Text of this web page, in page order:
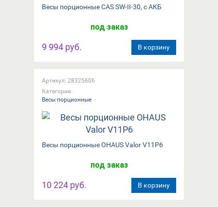
Весы порционные CAS SW-II-30, с АКБ
под заказ
9 994 руб. В корзину
Артикул: 28325606
Категория:
Весы порционные
Весы порционные OHAUS Valor V11P6
под заказ
10 224 руб. В корзину